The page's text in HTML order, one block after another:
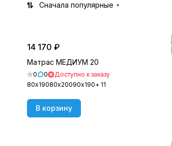
Сначала популярные
14 170 ₽
Матрас МЕДИУМ 20
0 0
Доступно к заказу
80х19080х20090х190+ 11
В корзину